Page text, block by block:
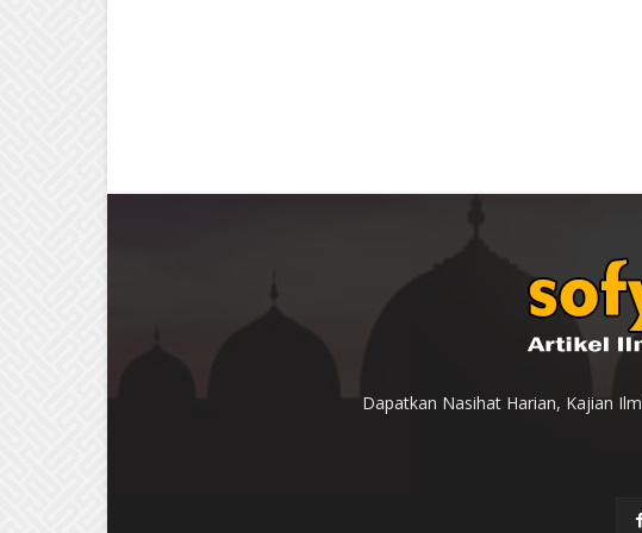
Dapatkan Nasihat Harian, Kajian